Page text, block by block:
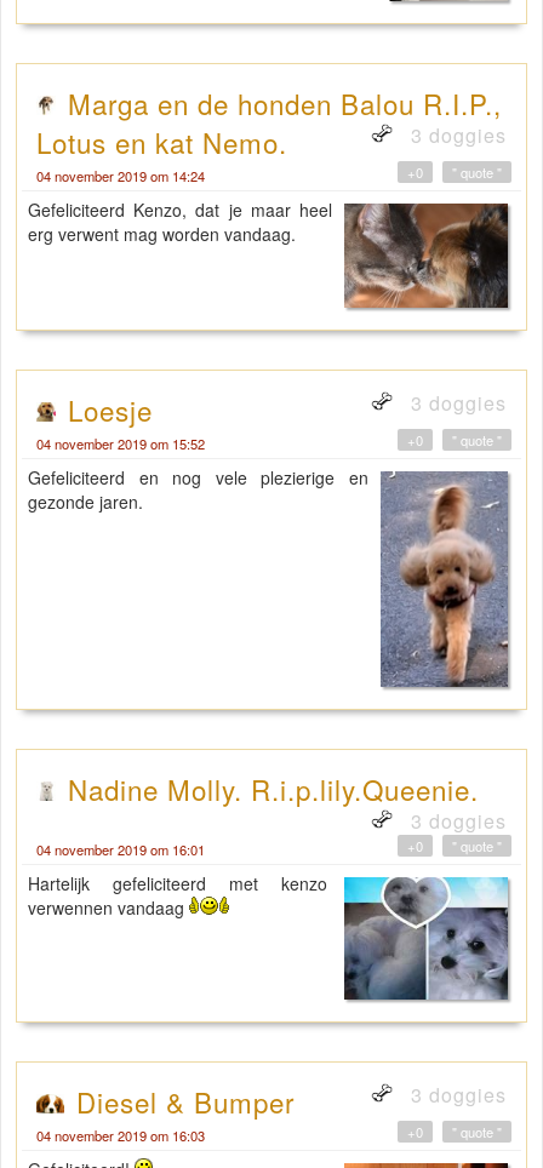
Marga en de honden Balou R.I.P.,
Lotus en kat Nemo.
3 doggies
04 november 2019 om 14:24 " quote "
+0
Gefeliciteerd Kenzo, dat je maar heel
erg verwent mag worden vandaag.
Loesje 3 doggies
04 november 2019 om 15:52 " quote "
+0
Gefeliciteerd en nog vele plezierige en
gezonde jaren.
Nadine Molly. R.i.p.lily.Queenie.
3 doggies
04 november 2019 om 16:01 " quote "
+0
Hartelijk gefeliciteerd met kenzo
verwennen vandaag
Diesel & Bumper 3 doggies
04 november 2019 om 16:03 " quote "
+0